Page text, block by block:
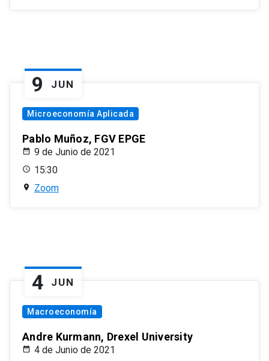
9 JUN
Microeconomía Aplicada
Pablo Muñoz, FGV EPGE
9 de Junio de 2021
15:30
Zoom
4 JUN
Macroeconomía
Andre Kurmann, Drexel University
4 de Junio de 2021